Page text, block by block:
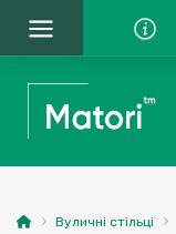
Вуличні стільці